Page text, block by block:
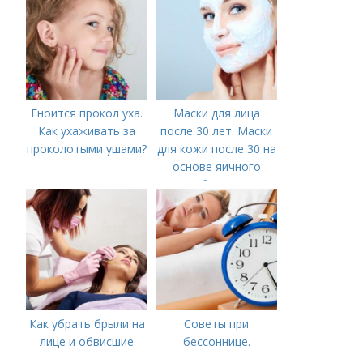
Гноится прокол уха.
Как ухаживать за
проколотыми ушами?
Маски для лица
после 30 лет. Маски
для кожи после 30 на
основе яичного
белка
Как убрать брыли на
лице и обвисшие
Советы при
бессоннице.